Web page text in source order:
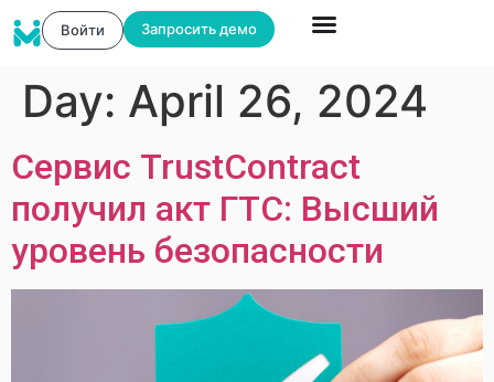
Войти Запросить демо
Day: April 26, 2024
Сервис TrustContract
получил акт ГТС: Высший
уровень безопасности